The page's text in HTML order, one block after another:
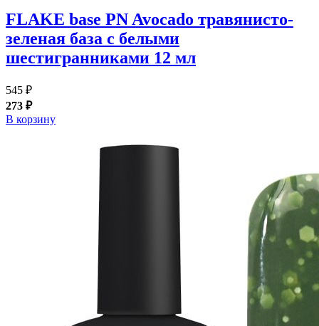
FLAKE base PN Avocado травянисто-
зеленая база с белыми
шестигранниками 12 мл
545 ₽
273 ₽
В корзину